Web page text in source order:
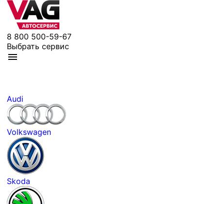
8 800 500-59-67
Выбрать сервис
Audi
Volkswagen
Skoda